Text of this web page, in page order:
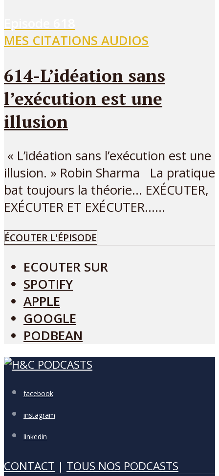
MES CITATIONS AUDIOS
614-L’idéation sans
l’exécution est une
illusion
« L’idéation sans l’exécution est une
illusion. » Robin Sharma La pratique
bat toujours la théorie… EXÉCUTER,
EXÉCUTER ET EXÉCUTER…...
ÉCOUTER L'ÉPISODE
ECOUTER SUR
SPOTIFY
APPLE
GOOGLE
PODBEAN
facebook
instagram
linkedin
CONTACT | TOUS NOS PODCASTS